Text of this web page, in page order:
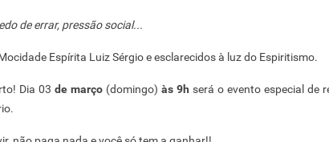
de errar, pressão social...
Espírita Luiz Sérgio e esclarecidos à luz do Espiritismo.
Dia 03 de março (domingo) às 9h será o evento especial de